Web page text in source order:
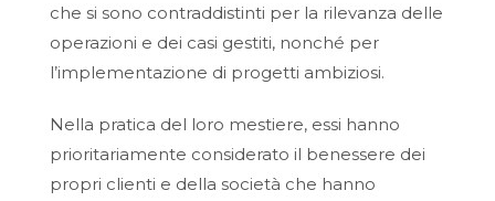
che si sono contraddistinti per la rilevanza delle
operazioni e dei casi gestiti, nonché per
l’implementazione di progetti ambiziosi.
Nella pratica del loro mestiere, essi hanno
prioritariamente considerato il benessere dei
propri clienti e della società che hanno